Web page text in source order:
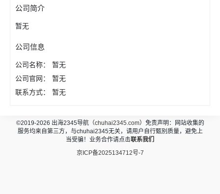
公司简介
暂无
公司信息
公司名称：
暂无
公司官网：
暂无
联系方式：
暂无
©2019-2026 出海2345导航（chuhai2345.com）免责声明：网站收集的
服务均来自第三方，与chuhai2345无关，请用户自行甄别质量，避免上
当受骗！业务合作请点击联系我们
京ICP备2025134712号-7